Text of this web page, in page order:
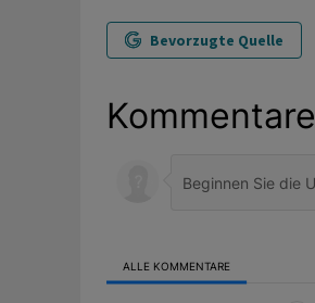
Bevorzugte Quelle
Kommentare
ALLE KOMMENTARE